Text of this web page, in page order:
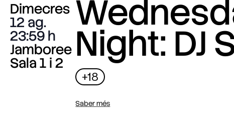
Dimecres
12 ag.
23:59
Jamboree
Sala 1 i 2 Night: DJ
+18
Saber més